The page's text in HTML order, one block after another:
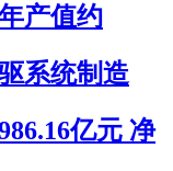
产值约
系统制造
亿元 净